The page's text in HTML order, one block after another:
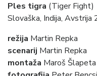
Ples tigra (Tiger Fight)
Slovaška, Indija, Avstrija
režija Martin Repka
scenarij Martin Repka
montaža Maroš Šlapeta